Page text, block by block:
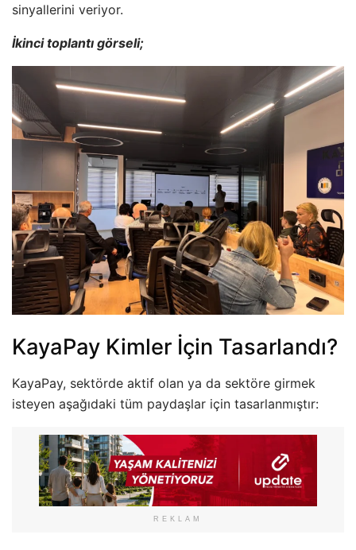
sinyallerini veriyor.
İkinci toplantı görseli;
KayaPay Kimler İçin Tasarlandı?
KayaPay, sektörde aktif olan ya da sektöre girmek
isteyen aşağıdaki tüm paydaşlar için tasarlanmıştır:
REKLAM